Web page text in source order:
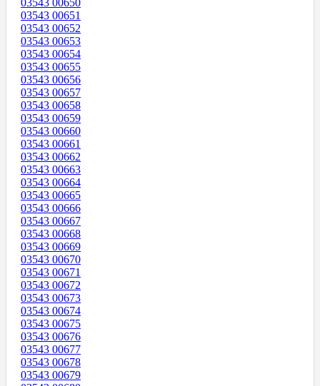
03543 00650
03543 00651
03543 00652
03543 00653
03543 00654
03543 00655
03543 00656
03543 00657
03543 00658
03543 00659
03543 00660
03543 00661
03543 00662
03543 00663
03543 00664
03543 00665
03543 00666
03543 00667
03543 00668
03543 00669
03543 00670
03543 00671
03543 00672
03543 00673
03543 00674
03543 00675
03543 00676
03543 00677
03543 00678
03543 00679